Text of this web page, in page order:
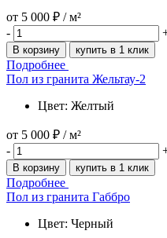
от 5 000 ₽ / м²
-
В корзину купить в 1 клик
Подробнее
Пол из гранита Жельтау-2
Цвет: Желтый
от 5 000 ₽ / м²
-
В корзину купить в 1 клик
Подробнее
Пол из гранита Габбро
Цвет: Черный